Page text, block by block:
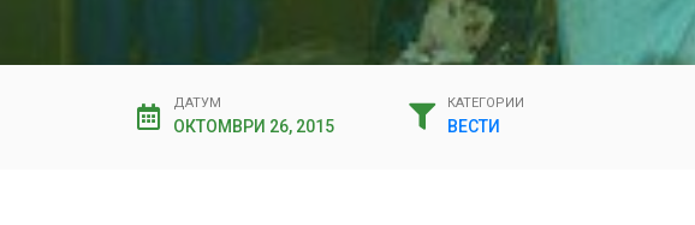
ДАТУМ
ОКТОМВРИ 26, 2015
КАТЕГОРИИ
ВЕСТИ